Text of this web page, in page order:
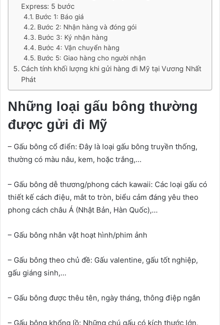
Express: 5 bước
Bước 1: Báo giá
Bước 2: Nhận hàng và đóng gói
Bước 3: Ký nhận hàng
Bước 4: Vận chuyển hàng
Bước 5: Giao hàng cho người nhận
Cách tính khối lượng khi gửi hàng đi Mỹ tại Vương Nhất
Phát
Những loại gấu bông thường
được gửi đi Mỹ
– Gấu bông cổ điển: Đây là loại gấu bông truyền thống,
thường có màu nâu, kem, hoặc trắng,…
– Gấu bông dễ thương/phong cách kawaii: Các loại gấu có
thiết kế cách điệu, mắt to tròn, biểu cảm đáng yêu theo
phong cách châu Á (Nhật Bản, Hàn Quốc),…
– Gấu bông nhân vật hoạt hình/phim ảnh
– Gấu bông theo chủ đề: Gấu valentine, gấu tốt nghiệp,
gấu giáng sinh,…
– Gấu bông được thêu tên, ngày tháng, thông điệp ngắn
– Gấu bông khổng lồ: Những chú gấu có kích thước lớn,